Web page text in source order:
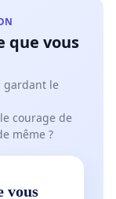
que vous
gardant le
courage de
même ?
vous